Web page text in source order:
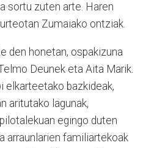
sortu zuten arte. Haren
Zumaiako ontziak.
den honetan, ospakizuna
Deunek eta Aita Marik.
elkarteetako bazkideak,
aritutako lagunak,
egingo duten
arraunlarien familiartekoak